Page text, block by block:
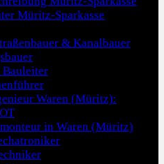
Müritz-Sparkasse
& Kanalbauer
Waren (Müritz):
in Waren (Müritz)